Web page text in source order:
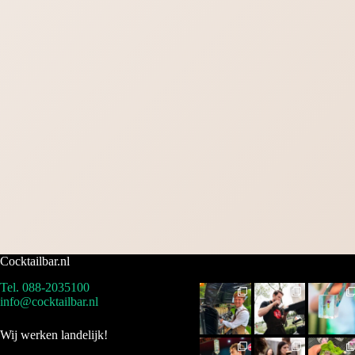
Cocktailbar.nl
Tel. 088-2035100
info@cocktailbar.nl
Wij werken landelijk!